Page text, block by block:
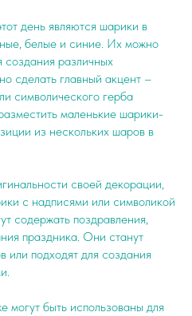
день являются шарики в
белые и синие. Их можно
создания различных
сделать главный акцент –
символического герба
маленькие шарики-
из нескольких шаров в
своей декорации,
с надписями или символикой
содержать поздравления,
праздника. Они станут
или подходят для создания
быть использованы для